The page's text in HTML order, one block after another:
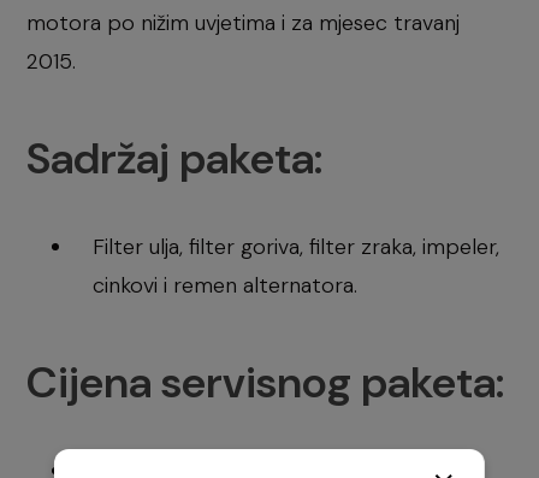
motora po nižim uvjetima i za mjesec travanj
2015.
Sadržaj paketa:
Filter ulja, filter goriva, filter zraka, impeler,
cinkovi i remen alternatora.
Cijena servisnog paketa: